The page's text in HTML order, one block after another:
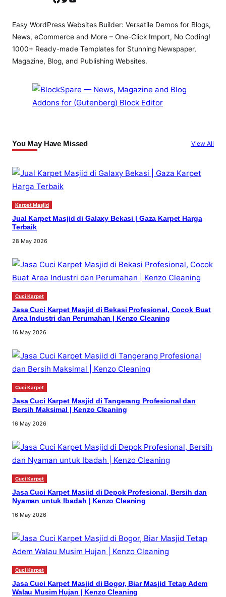
Easy WordPress Websites Builder: Versatile Demos for Blogs,
News, eCommerce and More – One-Click Import, No Coding!
1000+ Ready-made Templates for Stunning Newspaper,
Magazine, Blog, and Publishing Websites.
You May Have Missed View All
Karpet Masjid
Jual Karpet Masjid di Galaxy Bekasi | Gaza Karpet Harga
Terbaik
28 May 2026
Cuci Karpet
Jasa Cuci Karpet Masjid di Bekasi Profesional, Cocok Buat
Area Industri dan Perumahan | Kenzo Cleaning
16 May 2026
Cuci Karpet
Jasa Cuci Karpet Masjid di Tangerang Profesional dan
Bersih Maksimal | Kenzo Cleaning
16 May 2026
Cuci Karpet
Jasa Cuci Karpet Masjid di Depok Profesional, Bersih dan
Nyaman untuk Ibadah | Kenzo Cleaning
16 May 2026
Cuci Karpet
Jasa Cuci Karpet Masjid di Bogor, Biar Masjid Tetap Adem
Walau Musim Hujan | Kenzo Cleaning